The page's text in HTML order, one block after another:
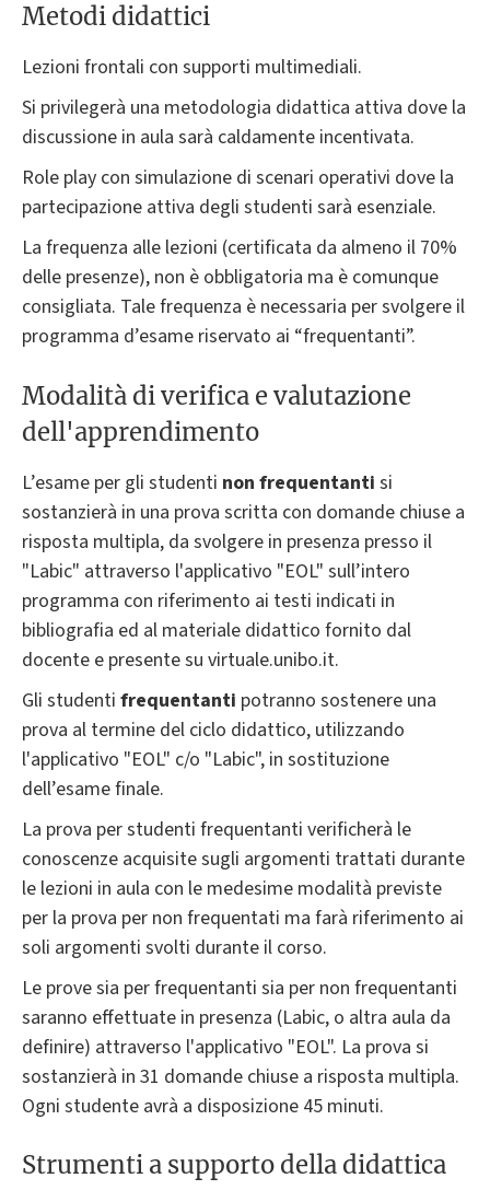
Metodi didattici
Lezioni frontali con supporti multimediali.
Si privilegerà una metodologia didattica attiva dove la
discussione in aula sarà caldamente incentivata.
Role play con simulazione di scenari operativi dove la
partecipazione attiva degli studenti sarà esenziale.
La frequenza alle lezioni (certificata da almeno il 70%
delle presenze), non è obbligatoria ma è comunque
consigliata. Tale frequenza è necessaria per svolgere il
programma d’esame riservato ai “frequentanti”.
Modalità di verifica e valutazione
dell'apprendimento
L’esame per gli studenti non frequentanti si
sostanzierà in una prova scritta con domande chiuse a
risposta multipla, da svolgere in presenza presso il
"Labic" attraverso l'applicativo "EOL" sull’intero
programma con riferimento ai testi indicati in
bibliografia ed al materiale didattico fornito dal
docente e presente su virtuale.unibo.it.
Gli studenti frequentanti potranno sostenere una
prova al termine del ciclo didattico, utilizzando
l'applicativo "EOL" c/o "Labic", in sostituzione
dell’esame finale.
La prova per studenti frequentanti verificherà le
conoscenze acquisite sugli argomenti trattati durante
le lezioni in aula con le medesime modalità previste
per la prova per non frequentati ma farà riferimento ai
soli argomenti svolti durante il corso.
Le prove sia per frequentanti sia per non frequentanti
saranno effettuate in presenza (Labic, o altra aula da
definire) attraverso l'applicativo "EOL". La prova si
sostanzierà in 31 domande chiuse a risposta multipla.
Ogni studente avrà a disposizione 45 minuti.
Strumenti a supporto della didattica